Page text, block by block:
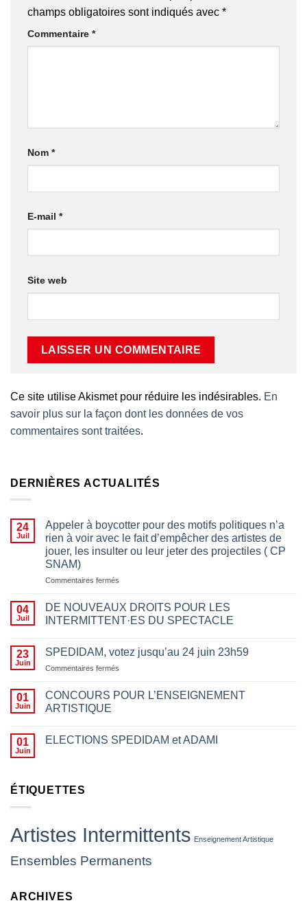
champs obligatoires sont indiqués avec *
Commentaire *
Nom *
E-mail *
Site web
Ce site utilise Akismet pour réduire les indésirables. En
savoir plus sur la façon dont les données de vos
commentaires sont traitées.
DERNIÈRES ACTUALITÉS
24
Juil
Appeler à boycotter pour des motifs politiques n’a
rien à voir avec le fait d’empêcher des artistes de
jouer, les insulter ou leur jeter des projectiles ( CP
SNAM)
Commentaires fermés
à
boycotter
pour
motifs
à
fait
leur
des
04
Juil
DE NOUVEAUX DROITS POUR LES
INTERMITTENT·ES DU SPECTACLE
23
Juin
SPEDIDAM, votez jusqu’au 24 juin 23h59
Commentaires fermés
votez
23h59
01
Juin
CONCOURS POUR L’ENSEIGNEMENT
ARTISTIQUE
01
Juin
ELECTIONS SPEDIDAM et ADAMI
ÉTIQUETTES
Artistes Intermittents Enseignement Artistique
Ensembles Permanents
ARCHIVES